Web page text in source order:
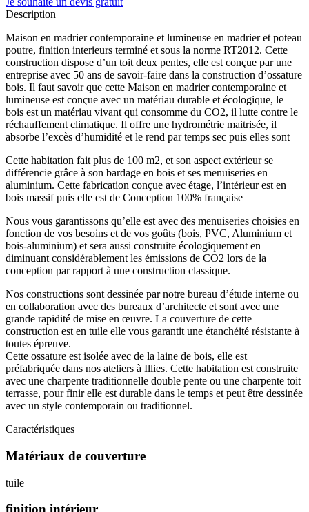
Description
Maison en madrier contemporaine et lumineuse en madrier et poteau
poutre, finition interieurs terminé et sous la norme RT2012. Cette
construction dispose d’un toit deux pentes, elle est conçue par une
entreprise avec 50 ans de savoir-faire dans la construction d’ossature
bois. Il faut savoir que cette Maison en madrier contemporaine et
lumineuse est conçue avec un matériau durable et écologique, le
bois est un matériau vivant qui consomme du CO2, il lutte contre le
réchauffement climatique. Il offre une hydrométrie maitrisée, il
absorbe l’excès d’humidité et le rend par temps sec puis elles sont
Cette habitation fait plus de 100 m2, et son aspect extérieur se
différencie grâce à son bardage en bois et ses menuiseries en
aluminium. Cette fabrication conçue avec étage, l’intérieur est en
bois massif puis elle est de Conception 100% française
Nous vous garantissons qu’elle est avec des menuiseries choisies en
fonction de vos besoins et de vos goûts (bois, PVC, Aluminium et
bois-aluminium) et sera aussi construite écologiquement en
diminuant considérablement les émissions de CO2 lors de la
conception par rapport à une construction classique.
Nos constructions sont dessinée par notre bureau d’étude interne ou
en collaboration avec des bureaux d’architecte et sont avec une
grande rapidité de mise en œuvre. La couverture de cette
construction est en tuile elle vous garantit une étanchéité résistante à
toutes épreuve.
Cette ossature est isolée avec de la laine de bois, elle est
préfabriquée dans nos ateliers à Illies. Cette habitation est construite
avec une charpente traditionnelle double pente ou une charpente toit
terrasse, pour finir elle est durable dans le temps et peut être dessinée
avec un style contemporain ou traditionnel.
Caractéristiques
Matériaux de couverture
tuile
finition intérieur